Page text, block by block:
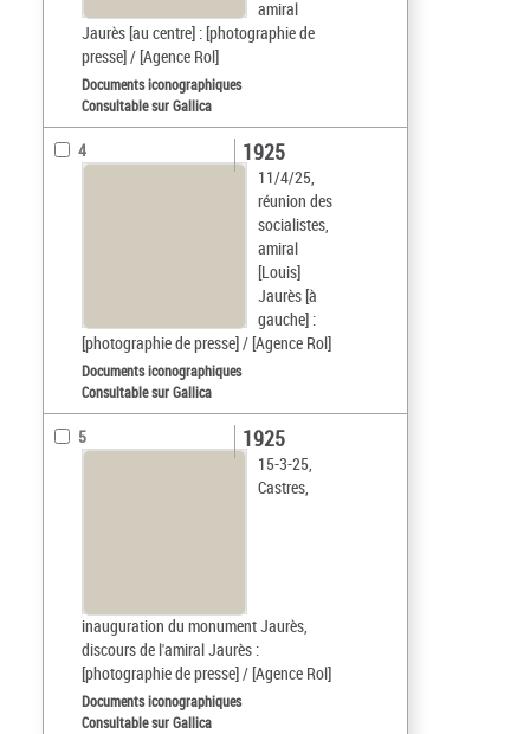
amiral
Jaurès [au centre] : [photographie de
presse] / [Agence Rol]
Documents iconographiques
Consultable sur Gallica
4
11/4/25,
réunion des
socialistes,
amiral
[Louis]
Jaurès [à
gauche] :
[photographie de presse] / [Agence Rol]
1925
Documents iconographiques
Consultable sur Gallica
5
15-3-25,
Castres,
inauguration du monument Jaurès,
discours de l'amiral Jaurès :
[photographie de presse] / [Agence Rol]
1925
Documents iconographiques
Consultable sur Gallica